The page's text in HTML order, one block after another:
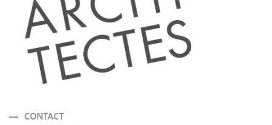
CONTACT